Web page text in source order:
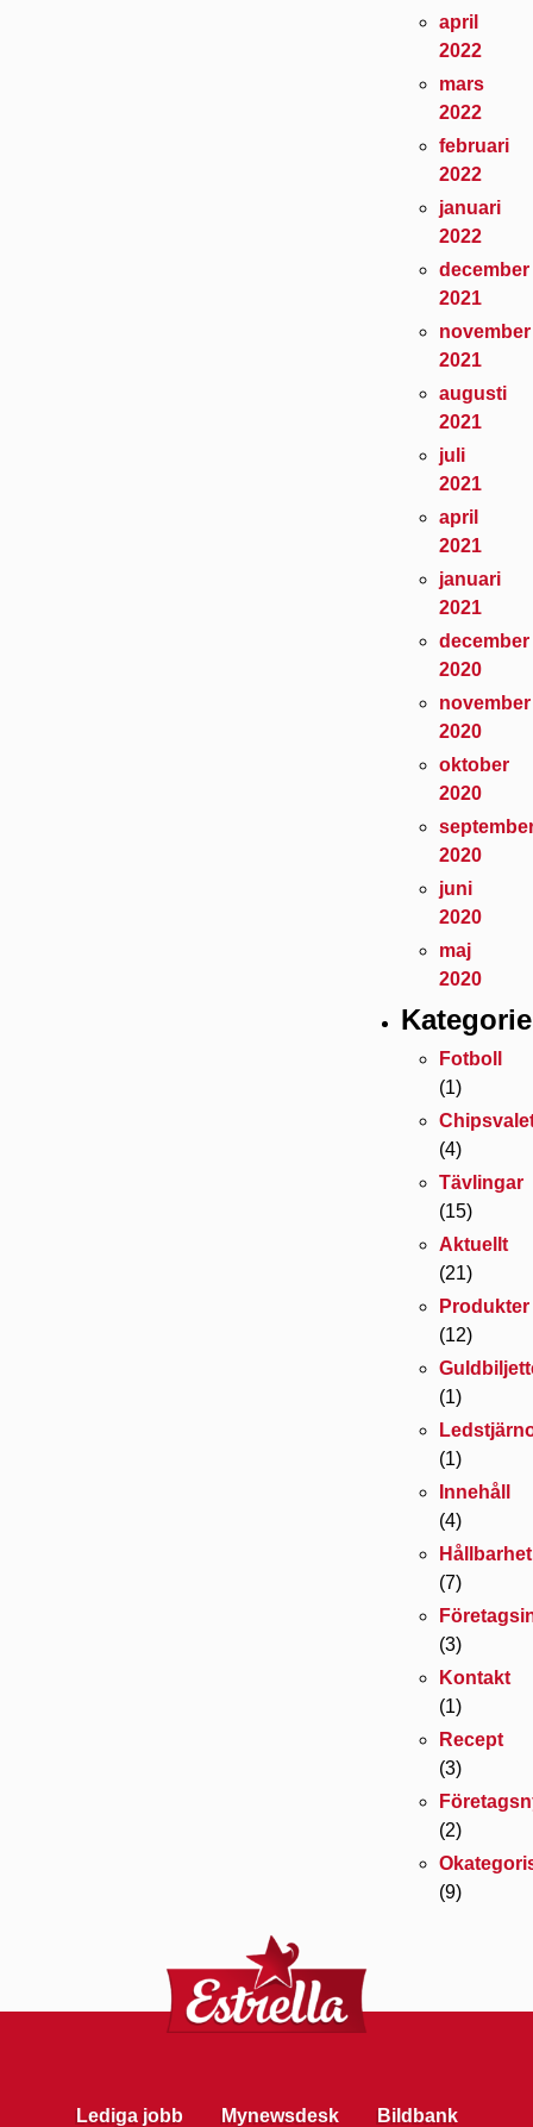
april
2022
mars
2022
februari
2022
januari
2022
december
2021
november
2021
augusti
2021
juli
2021
april
2021
januari
2021
december
2020
november
2020
oktober
2020
2020
juni
2020
maj
2020
Fotboll
(1)
(4)
Tävlingar
(15)
Aktuellt
(21)
Produkter
(12)
(1)
(1)
Innehåll
(4)
Hållbarhet
(7)
(3)
Kontakt
(1)
Recept
(3)
(2)
(9)
Lediga jobb Mynewsdesk Bildbank